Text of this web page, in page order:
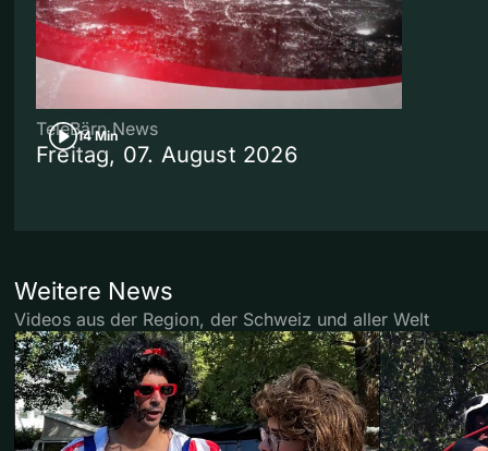
14 Min
TeleBärn News
Freitag, 07. August 2026
Weitere News
Videos aus der Region, der Schweiz und aller Welt